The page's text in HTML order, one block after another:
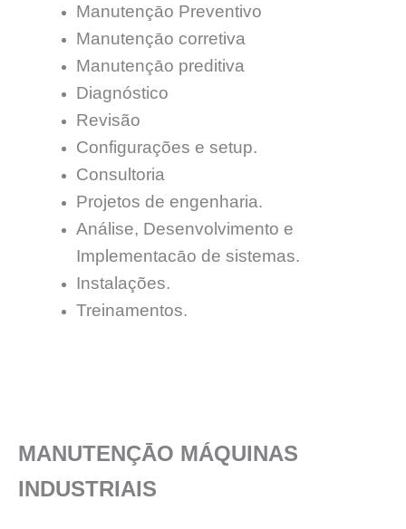
Manutençāo Preventivo
Manutençāo corretiva
Manutençāo preditiva
Diagnóstico
Revisão
Configurações e setup.
Consultoria
Projetos de engenharia.
Análise, Desenvolvimento e
Implementacāo de sistemas.
Instalações.
Treinamentos.
MANUTENÇĀO MÁQUINAS
INDUSTRIAIS